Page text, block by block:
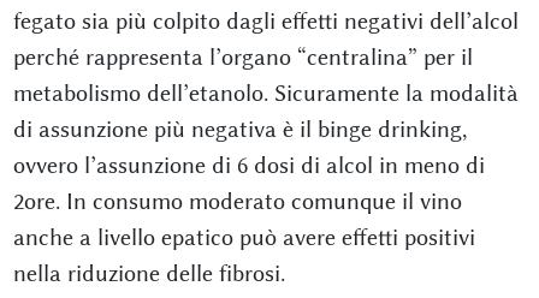
fegato sia più colpito dagli effetti negativi dell’alcol
perché rappresenta l’organo “centralina” per il
metabolismo dell’etanolo. Sicuramente la modalità
di assunzione più negativa è il binge drinking,
ovvero l’assunzione di 6 dosi di alcol in meno di
2ore. In consumo moderato comunque il vino
anche a livello epatico può avere effetti positivi
nella riduzione delle fibrosi.